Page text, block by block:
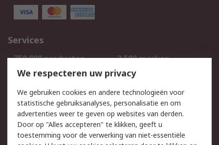
Services
750.000 producten
2.500 merken
Bestellen
Inkoopoplossingen
Track & Trace
Wettelijk
Cookiebeleid Email veiligheid
We respecteren uw privacy
We gebruiken cookies en andere technologieën voor
statistische gebruiksanalyses, personalisatie en om
advertenties weer te geven op websites van derden.
Door op "Alles accepteren" te klikken, geeft u
toestemming voor de verwerking van niet-essentiële